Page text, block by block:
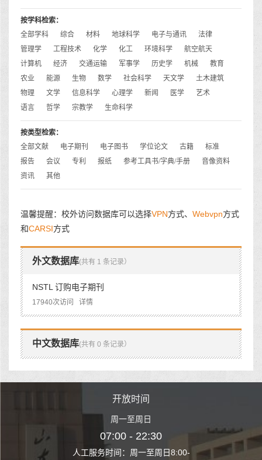
按学科检索：
全部学科
综合 材料 地球科学 电子与通讯
法律
管理学
工程技术 化学 化工 环境科学
航空航天
计算机
经济 交通运输 军事学 历史学 机械
教育
农业
能源 生物 数学 社会科学 天文学
土木建筑
物理
文学 信息科学 心理学 新闻 医学
艺术
语言
哲学 宗教学 生命科学
按类型检索：
全部文献
电子期刊 电子图书 学位论文 古籍
标准
报告
会议 专利 报纸 参考工具书/字典/手册
音像资料
资讯
其他
温馨提醒：校外访问数据库可以选择VPN方式、 Webvpn方式
和CARSI方式
外文数据库(共有 1 条记录）
NSTL 订购电子期刊
17940次访问 详情
中文数据库(共有 0 条记录）
至周日8:00-
开放时间
周一至周日
07:00 - 22:30
人工服务时间：周一至周日8:00- 人工服务时间